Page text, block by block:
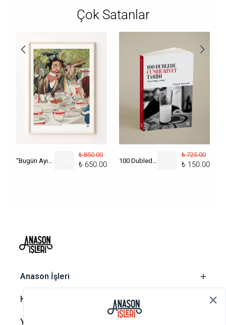
Çok Satanlar
₺ 850.00
₺ 650.00
₺ 725.00
₺ 150.00
‎ Anason İşleri
‎ Hesap
‎ Yasal metinler